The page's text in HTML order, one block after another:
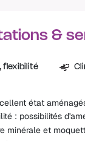
&
flexibilité
état
: possibilités
minérale et